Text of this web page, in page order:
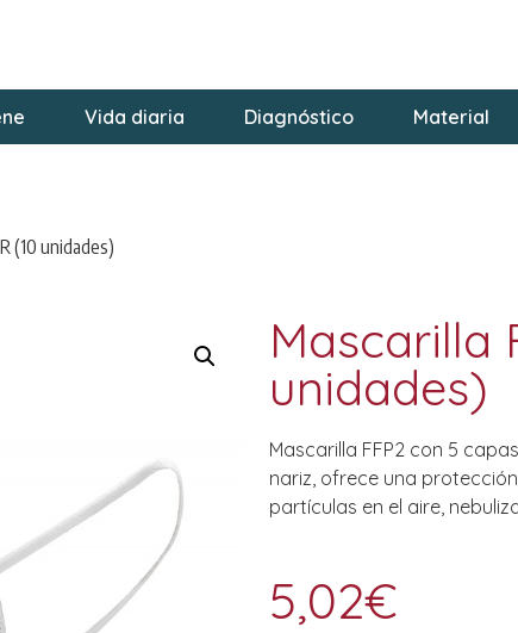
Vida diaria Diagnóstico Material
(10 unidades)
Mascarilla
unidades)
Mascarilla FFP2 con 5
nariz, ofrece una
partículas en el aire,
5,02€